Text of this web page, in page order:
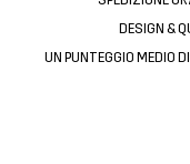
DESIGN &
UN PUNTEGGIO MEDIO